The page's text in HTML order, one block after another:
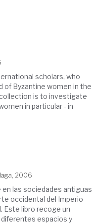
scholars, who
of Byzantine women in the
is to investigate
in particular - in
2006
las sociedades antiguas
occidental del Imperio
Este libro recoge un
espacios y